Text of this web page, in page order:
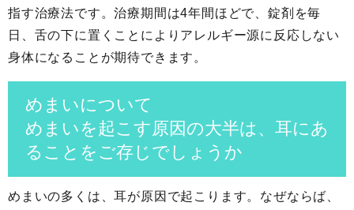
指す治療法です。治療期間は4年間ほどで、錠剤を毎
日、舌の下に置くことによりアレルギー源に反応しない
身体になることが期待できます。
めまいについて
めまいを起こす原因の大半は、耳にあ
ることをご存じでしょうか
めまいの多くは、耳が原因で起こります。なぜならば、